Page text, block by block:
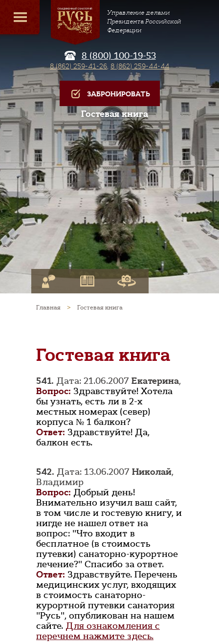
Управление делами
Президента Российской
Федерации
8 (800) 100-19-53
8 (862) 259-41-26, 8 (862) 259-44-44
ЗАБРОНИРОВАТЬ
Гостевая книга
Главная > Гостевая книга
Гостевая книга
541. Дата: 21.06.2007 Екатерина,
Вопрос: Здравствуйте! Хотела
бы узнать, есть ли в 2-х
местных номерах (север)
корпуса № 1 балкон?
Ответ: Здравствуйте! Да,
балкон есть.
542. Дата: 13.06.2007 Николай,
Владимир
Вопрос: Добрый день!
Внимательно изучил ваш сайт,
в том числе и гостевую книгу, и
нигде не нашел ответ на
вопрос: "Что входит в
бесплатное (в стоимость
путевки) санаторно-курортное
лечение?" Спасибо за ответ.
Ответ: Здравствуйте. Перечень
медицинских услуг, входящих
в стоимость санаторно-
курортной путевки санатория
"Русь", опубликован на нашем
сайте. Для ознакомления с
перечнем нажмите здесь.